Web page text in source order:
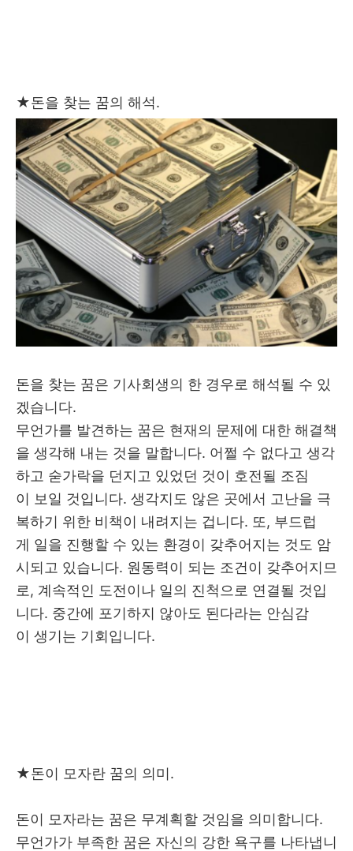
★돈을 찾는 꿈의 해석.
돈을 찾는 꿈은 기사회생의 한 경우로 해석될 수 있
겠습니다.
무언가를 발견하는 꿈은 현재의 문제에 대한 해결책
을 생각해 내는 것을 말합니다. 어쩔 수 없다고 생각
하고 숟가락을 던지고 있었던 것이 호전될 조짐
이 보일 것입니다. 생각지도 않은 곳에서 고난을 극
복하기 위한 비책이 내려지는 겁니다. 또, 부드럽
게 일을 진행할 수 있는 환경이 갖추어지는 것도 암
시되고 있습니다. 원동력이 되는 조건이 갖추어지므
로, 계속적인 도전이나 일의 진척으로 연결될 것입
니다. 중간에 포기하지 않아도 된다라는 안심감
이 생기는 기회입니다.
★돈이 모자란 꿈의 의미.
돈이 모자라는 꿈은 무계획할 것임을 의미합니다.
무언가가 부족한 꿈은 자신의 강한 욕구를 나타냅니